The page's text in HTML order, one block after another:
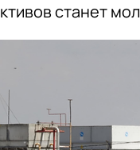
станет